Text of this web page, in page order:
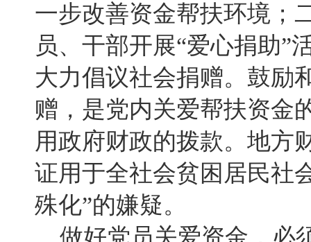
一步改善资金帮扶环境；
员、干部开展“爱心捐助”
大力倡议社会捐赠。鼓励
赠，是党内关爱帮扶资金
用政府财政的拨款。地方
证用于全社会贫困居民社
殊化”的嫌疑。
做好党员关爱资金，必